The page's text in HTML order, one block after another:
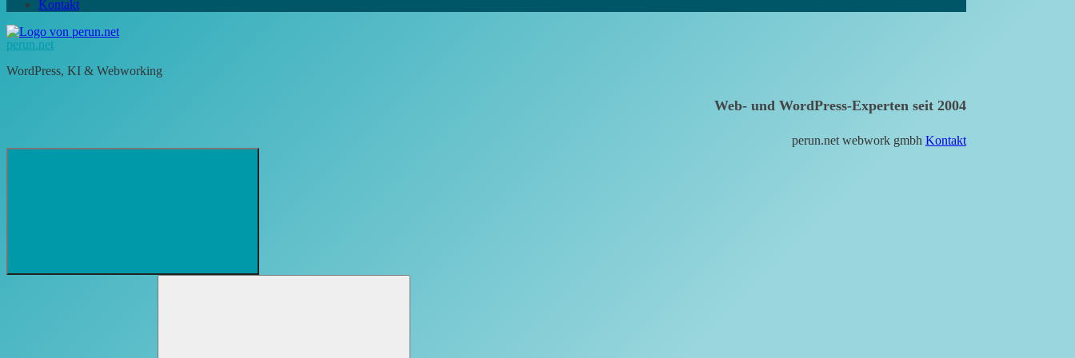
Kontakt
perun.net
WordPress, KI & Webworking
Web- und WordPress-Experten seit 2004
perun.net webwork gmbh Kontakt
Suchformular